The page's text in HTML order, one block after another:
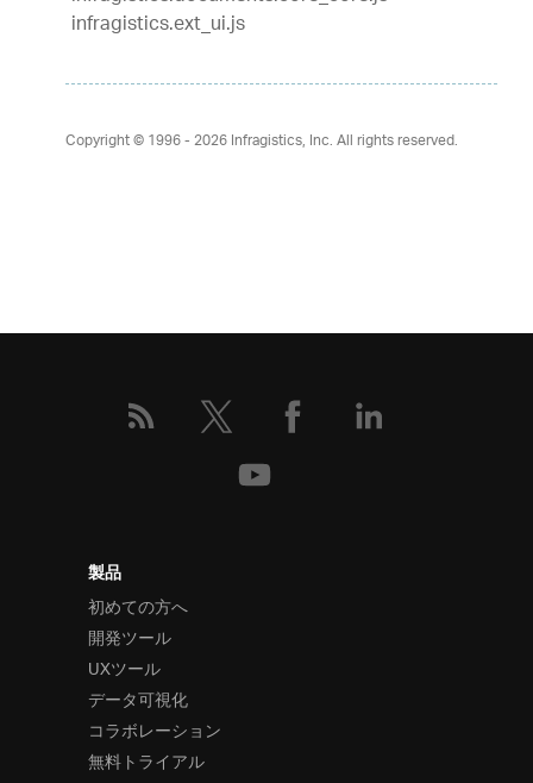
infragistics.ext_ui.js
Copyright © 1996 - 2026Infragistics, Inc. All rights reserved.
製品
初めての方へ
開発ツール
UXツール
データ可視化
コラボレーション
無料トライアル